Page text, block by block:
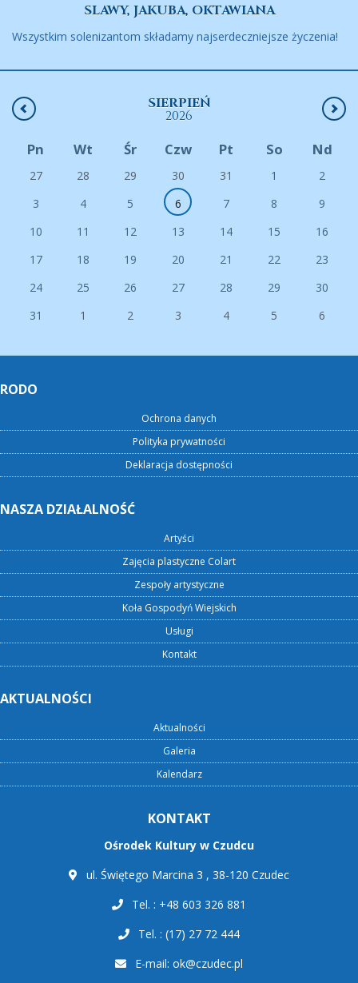
SLAWY, JAKUBA, OKTAWIANA
Wszystkim solenizantom składamy najserdeczniejsze życzenia!
SIERPIEŃ
2026
Pn Wt Śr Czw Pt So Nd
27 28 29 30 31 1
2
3
4 5 6 7 8
9
10
11 12 13 14 15
16
17
18 19 20 21 22
23
24
25 26 27 28 29
30
31
1 2 3 4 5 6
RODO
Ochrona danych
Polityka prywatności
Deklaracja dostępności
NASZA DZIAŁALNOŚĆ
Artyści
Zajęcia plastyczne Colart
Zespoły artystyczne
Koła Gospodyń Wiejskich
Usługi
Kontakt
AKTUALNOŚCI
Aktualności
Galeria
Kalendarz
KONTAKT
Ośrodek Kultury w Czudcu
ul. Świętego Marcina 3 , 38-120 Czudec
Tel. : +48 603 326 881
Tel. : (17) 27 72 444
E-mail: ok@czudec.pl